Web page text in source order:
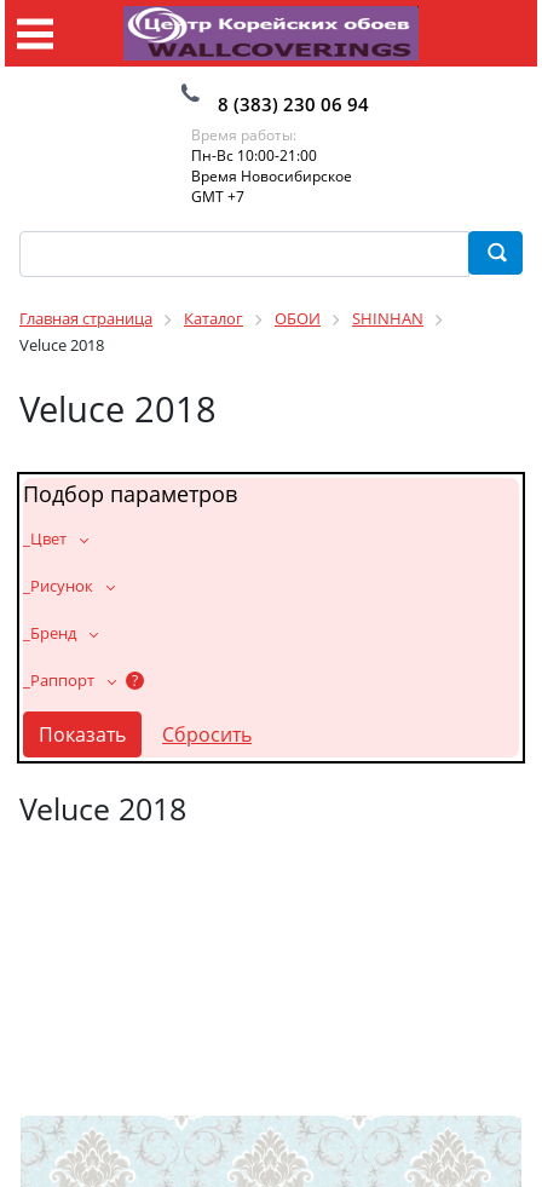
8 (383) 230 06 94
Время работы:
Пн-Вс 10:00-21:00
Время Новосибирское
GMT +7
Главная страница Каталог ОБОИ
SHINHAN
Veluce 2018
Veluce 2018
Подбор параметров
_Цвет
_Рисунок
_Бренд
_Раппорт ?
Veluce 2018